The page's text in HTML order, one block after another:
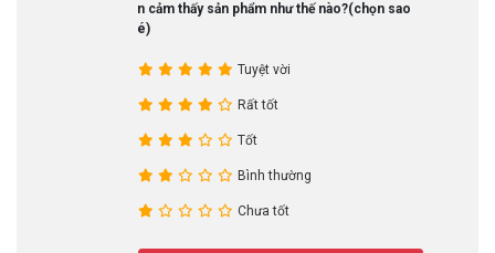
Bạn cảm thấy sản phẩm như thế nào?(chọn sao
nhé)
Tuyệt vời
Rất tốt
Tốt
Bình thường
Chưa tốt